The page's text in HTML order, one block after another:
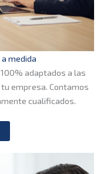
medida
adaptados a las
empresa. Contamos
cualificados.